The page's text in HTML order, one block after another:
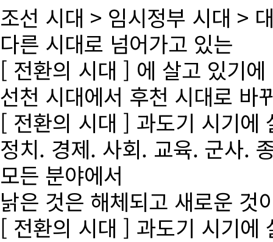
조선 시대 > 임시정부 시대 >
다른 시대로 넘어가고 있는
[ 전환의 시대 ] 에 살고 있기에
선천 시대에서 후천 시대로 바
[ 전환의 시대 ] 과도기 시기에
정치. 경제. 사회. 교육. 군사.
모든 분야에서
낡은 것은 해체되고 새로운 것
[ 전환의 시대 ] 과도기 시기에